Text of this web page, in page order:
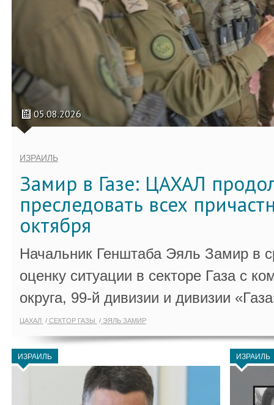
05.08.2026
ИЗРАИЛЬ
Замир в Газе: ЦАХАЛ
преследовать всех
октября
Начальник Генштаба Эяль Замир в
оценку ситуации в секторе Газа с
округа, 99-й дивизии и дивизии
ЦАХАЛ СЕКТОР ГАЗЫ ЭЯЛЬ ЗАМИР
ИЗРАИЛЬ ИЗРАИЛЬ